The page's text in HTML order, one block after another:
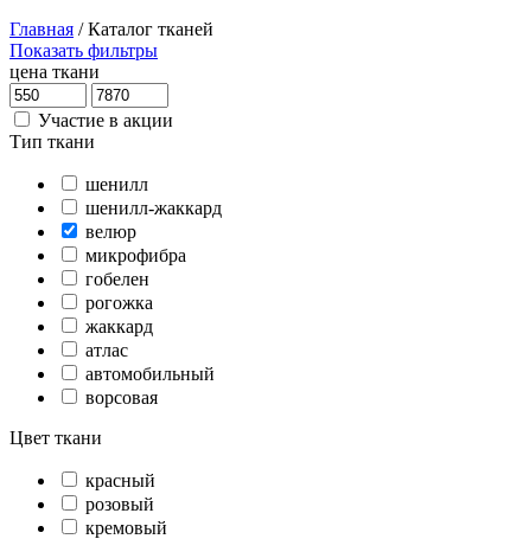
Главная / Каталог тканей
Показать фильтры
цена ткани
Участие в акции
Тип ткани
шенилл
шенилл-жаккард
велюр
микрофибра
гобелен
рогожка
жаккард
атлас
автомобильный
ворсовая
Цвет ткани
красный
розовый
кремовый